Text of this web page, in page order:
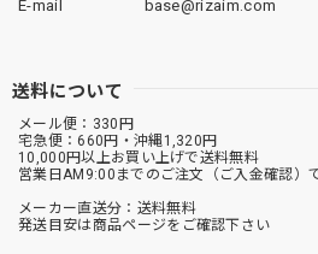
E-mail
base@rizaim.com
送料について
メール便：330円
宅急便：660円・沖縄1,320円
10,000円以上お買い上げで送料無料
営業日AM9:00までのご注文（ご入金確認）
メーカー直送分：送料無料
発送目安は商品ページをご確認下さい